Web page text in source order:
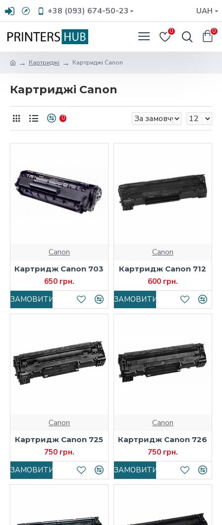
+38 (093) 674-50-23 UAH
0 0
Картриджі Картриджі Canon
Картриджі Canon
0
Canon
Картридж Canon 703
650 грн.
ЗАМОВИТИ
Canon
Картридж Canon 712
600 грн.
ЗАМОВИТИ
Canon
Картридж Canon 725
750 грн.
ЗАМОВИТИ
Canon
Картридж Canon 726
750 грн.
ЗАМОВИТИ